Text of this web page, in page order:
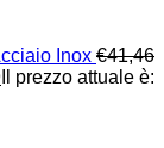
Inox €41,46
Il prezzo attuale è: